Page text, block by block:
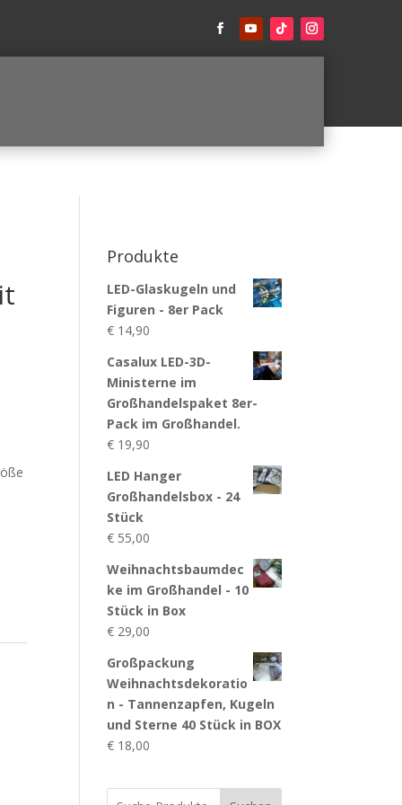
Produkte
LED-Glaskugeln und
Figuren - 8er Pack
€ 14,90
Casalux LED-3D-
Ministerne im
Großhandelspaket 8er-
Pack im Großhandel.
€ 19,90
LED Hanger
Großhandelsbox - 24
Stück
€ 55,00
Weihnachtsbaumdec
ke im Großhandel - 10
Stück in Box
€ 29,00
Großpackung
Weihnachtsdekoratio
n - Tannenzapfen, Kugeln
und Sterne 40 Stück in BOX
€ 18,00